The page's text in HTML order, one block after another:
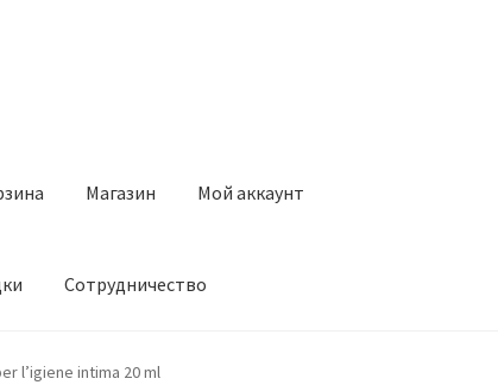
Магазин Мой аккаунт
Сотрудничество
Мой аккаунт Оставить отзыв
l’igiene intima 20 ml